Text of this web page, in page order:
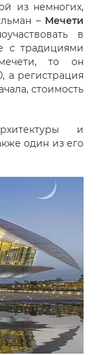
из немногих,
– Мечети
в
с традициями
то он
а регистрация
стоимость
и
один из его